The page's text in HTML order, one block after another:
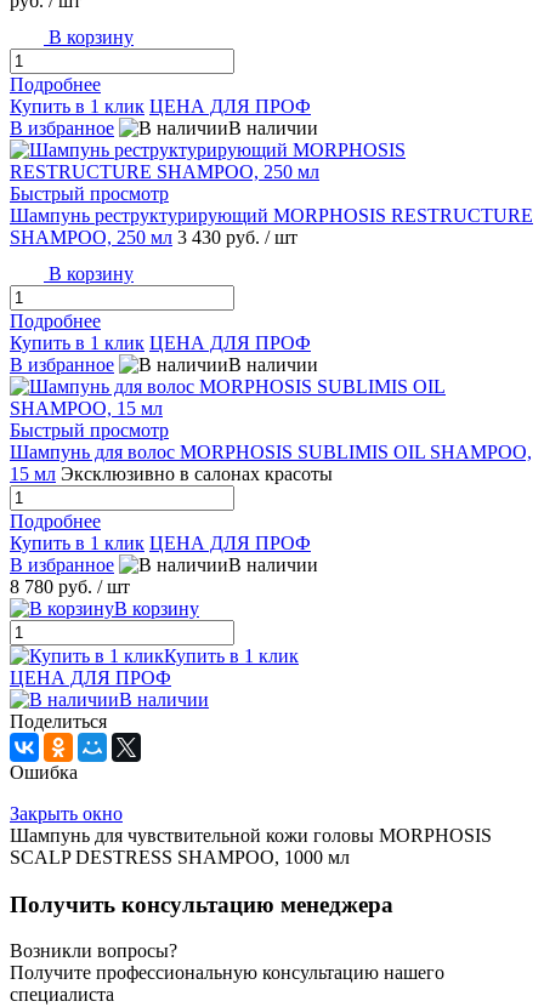
В корзину
Подробнее
Купить в 1 клик ЦЕНА ДЛЯ ПРОФ
В избранное
В наличии
Быстрый просмотр
Шампунь реструктурирующий MORPHOSIS RESTRUCTURE
SHAMPOO, 250 мл 3 430 руб. / шт
В корзину
Подробнее
Купить в 1 клик ЦЕНА ДЛЯ ПРОФ
В избранное
В наличии
Быстрый просмотр
Шампунь для волос MORPHOSIS SUBLIMIS OIL SHAMPOO,
15 мл Эксклюзивно в салонах красоты
Подробнее
Купить в 1 клик ЦЕНА ДЛЯ ПРОФ
В избранное
В наличии
8 780 руб. / шт
В корзину
Купить в 1 клик
ЦЕНА ДЛЯ ПРОФ
В наличии
Поделиться
Ошибка
Закрыть окно
Шампунь для чувствительной кожи головы MORPHOSIS
SCALP DESTRESS SHAMPOO, 1000 мл
Получить консультацию менеджера
Возникли вопросы?
Получите профессиональную консультацию нашего
специалиста